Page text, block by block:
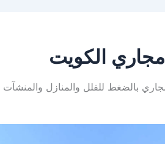
الكويت
بالضغط للفلل والمنازل والمنشآت